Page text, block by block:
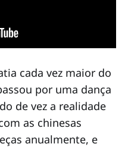
cada vez maior do
por uma dança
de vez a realidade
as chinesas
anualmente, e